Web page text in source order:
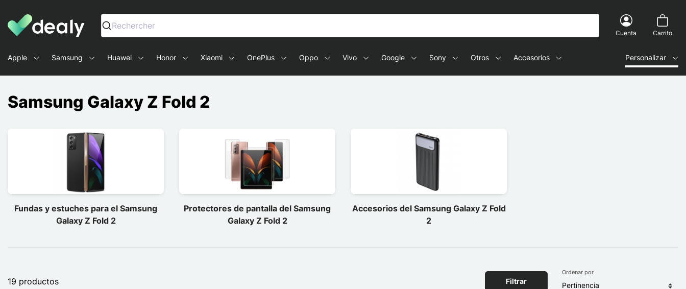
Dealy - Fundas y accesorios para smartphones y tablets
Rechercher
Cuenta Carrito
Apple Samsung Huawei Honor Xiaomi OnePlus Oppo Vivo Google Sony Otros Accesorios Personalizar
Samsung Galaxy Z Fold 2
Fundas y estuches para el Samsung
Galaxy Z Fold 2
Protectores de pantalla del Samsung
Galaxy Z Fold 2
Accesorios del Samsung Galaxy Z Fold
2
19 productos Filtrar
Ordenar por